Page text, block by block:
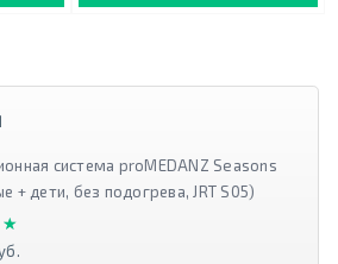
система proMEDANZ Seasons
+ дети, без подогрева, JRT S05)